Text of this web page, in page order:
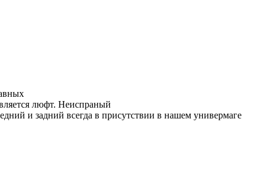
люфт. Неиспраный
и задний всегда в присутствии в нашем универмаге